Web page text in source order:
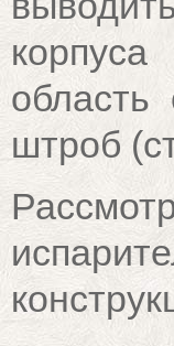
штроб